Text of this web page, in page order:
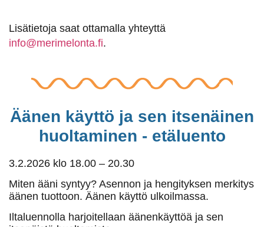
Lisätietoja saat ottamalla yhteyttä
info@merimelonta.fi.
Äänen käyttö ja sen itsenäinen
huoltaminen - etäluento
3.2.2026 klo 18.00 – 20.30
Miten ääni syntyy? Asennon ja hengityksen merkitys
äänen tuottoon. Äänen käyttö ulkoilmassa.
Iltaluennolla harjoitellaan äänenkäyttöä ja sen